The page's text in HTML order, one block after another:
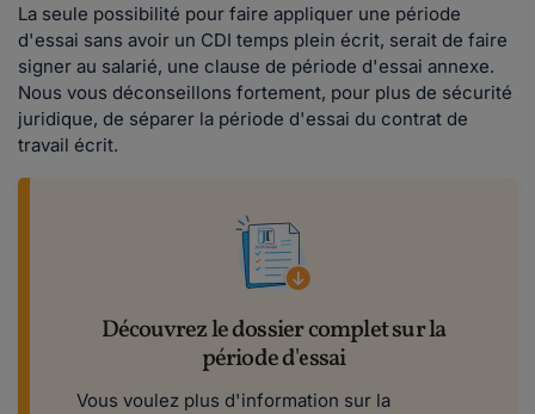
La seule possibilité pour faire appliquer une période
d'essai sans avoir un CDI temps plein écrit, serait de faire
signer au salarié, une clause de période d'essai annexe.
Nous vous déconseillons fortement, pour plus de sécurité
juridique, de séparer la période d'essai du contrat de
travail écrit.
Découvrez le dossier complet sur la
période d'essai
Vous voulez plus d'information sur la